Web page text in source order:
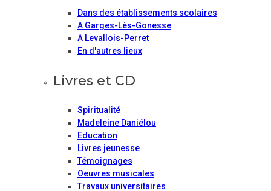
Dans des établissements scolaires
A Garges-Lès-Gonesse
A Levallois-Perret
En d'autres lieux
Livres et CD
Spiritualité
Madeleine Daniélou
Education
Livres jeunesse
Témoignages
Oeuvres musicales
Travaux universitaires